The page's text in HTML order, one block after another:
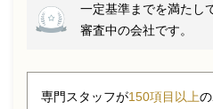
一定基準までを満たし
審査中の会社です。
専門スタッフが150項目以上